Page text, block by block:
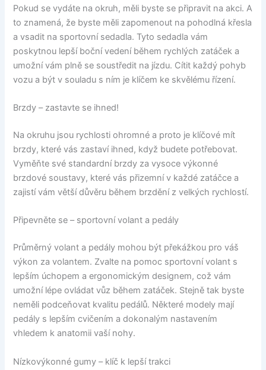
Pokud se vydáte na okruh, měli byste se připravit na akci. A
to znamená, že byste měli zapomenout na pohodlná křesla
a vsadit na sportovní sedadla. Tyto sedadla vám
poskytnou lepší boční vedení během rychlých zatáček a
umožní vám plně se soustředit na jízdu. Cítit každý pohyb
vozu a být v souladu s ním je klíčem ke skvělému řízení.
Brzdy – zastavte se ihned!
Na okruhu jsou rychlosti ohromné a proto je klíčové mít
brzdy, které vás zastaví ihned, když budete potřebovat.
Vyměňte své standardní brzdy za vysoce výkonné
brzdové soustavy, které vás přizemní v každé zatáčce a
zajistí vám větší důvěru během brzdění z velkých rychlostí.
Připevněte se – sportovní volant a pedály
Průměrný volant a pedály mohou být překážkou pro váš
výkon za volantem. Zvalte na pomoc sportovní volant s
lepším úchopem a ergonomickým designem, což vám
umožní lépe ovládat vůz během zatáček. Stejně tak byste
neměli podceňovat kvalitu pedálů. Některé modely mají
pedály s lepším cvičením a dokonalým nastavením
vhledem k anatomii vaší nohy.
Nízkovýkonné gumy – klíč k lepší trakci